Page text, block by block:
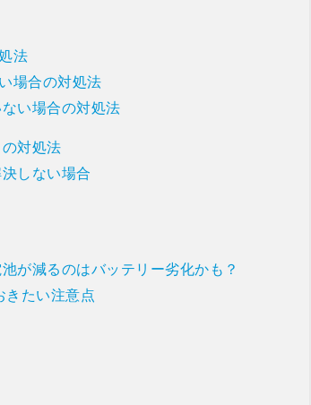
法
場合の対処法
い場合の対処法
対処法
しない場合
が減るのはバッテリー劣化かも？
たい注意点